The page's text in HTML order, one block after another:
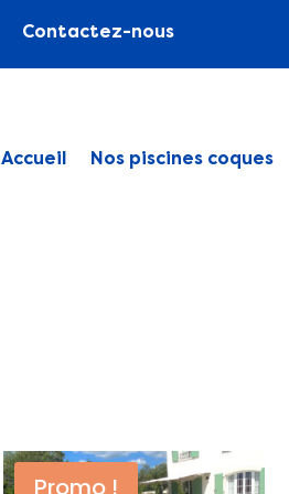
Contactez-nous
Accueil Nos piscines coques
Promo !